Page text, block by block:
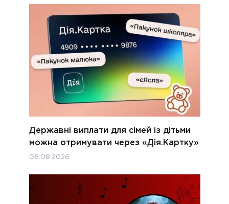
Державні виплати для сімей із дітьми
можна отримувати через «Дія.Картку»
06.08.2026